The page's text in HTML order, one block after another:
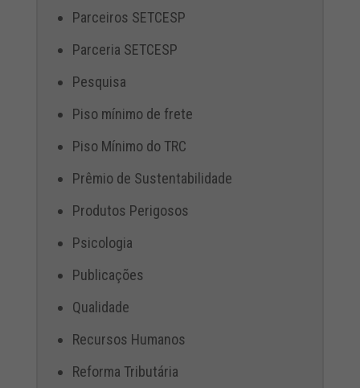
Parceiros SETCESP
Parceria SETCESP
Pesquisa
Piso mínimo de frete
Piso Mínimo do TRC
Prêmio de Sustentabilidade
Produtos Perigosos
Psicologia
Publicações
Qualidade
Recursos Humanos
Reforma Tributária